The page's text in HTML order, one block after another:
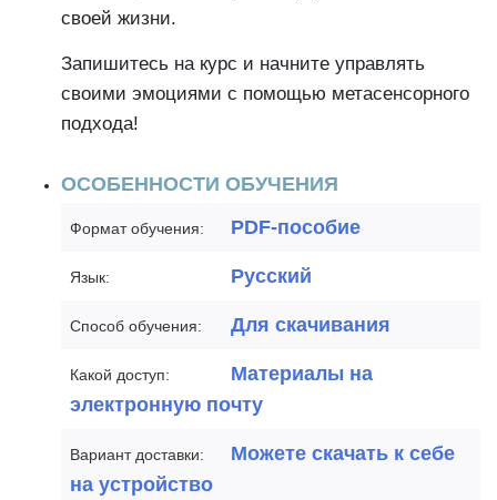
своей жизни.
Запишитесь на курс и начните управлять
своими эмоциями с помощью метасенсорного
подхода!
ОСОБЕННОСТИ ОБУЧЕНИЯ
Формат обучения: PDF-пособие
Язык: Русский
Способ обучения: Для скачивания
Какой доступ:
Материалы на
электронную почту
Вариант доставки:
Можете скачать к себе
на устройство